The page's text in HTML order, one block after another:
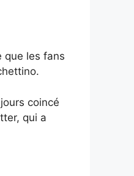
que les fans
coincé
qui a